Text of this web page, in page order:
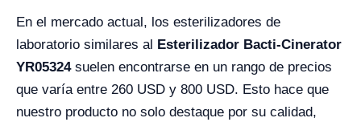
En el mercado actual, los esterilizadores de
laboratorio similares al Esterilizador Bacti-Cinerator
YR05324suelen encontrarse en un rango de precios
que varía entre 260 USD y 800 USD. Esto hace que
nuestro producto no solo destaque por su calidad,